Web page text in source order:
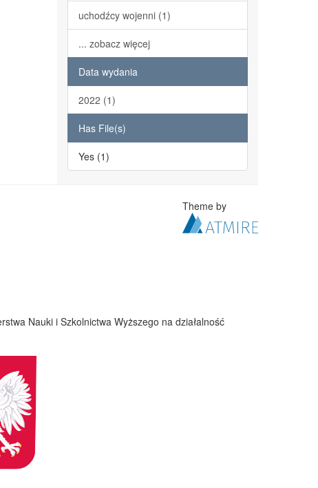
uchodźcy wojenni (1)
... zobacz więcej
Data wydania
2022 (1)
Has File(s)
Yes (1)
Theme by
Nauki i Szkolnictwa Wyższego na działalność